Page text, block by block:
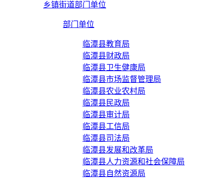
乡镇街道部门单位
部门单位
临潭县教育局
临潭县财政局
临潭县卫生健康局
临潭县市场监督管理局
临潭县农业农村局
临潭县民政局
临潭县审计局
临潭县工信局
临潭县司法局
临潭县发展和改革局
临潭县人力资源和社会保障局
临潭县自然资源局